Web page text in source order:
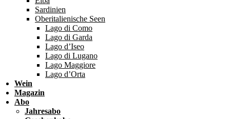
Sardinien
Oberitalienische Seen
Lago di Como
Lago di Garda
Lago d’Iseo
Lago di Lugano
Lago Maggiore
Lago d’Orta
Wein
Magazin
Abo
Jahresabo